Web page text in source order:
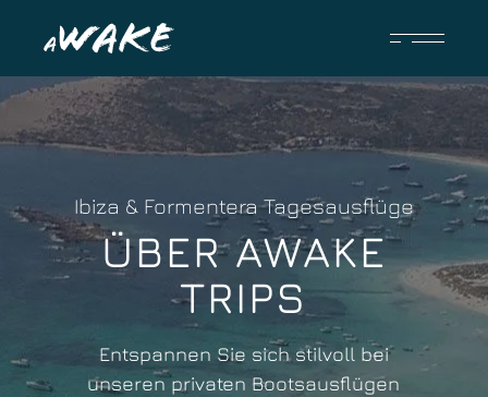
Ibiza & Formentera Tagesausflüge
ÜBER AWAKE
TRIPS
Entspannen Sie sich stilvoll bei
unseren privaten Bootsausflügen